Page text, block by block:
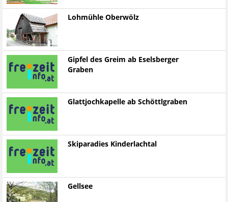
Lohmühle Oberwölz
Gipfel des Greim ab Eselsberger
Graben
Glattjochkapelle ab Schöttlgraben
Skiparadies Kinderlachtal
Gellsee